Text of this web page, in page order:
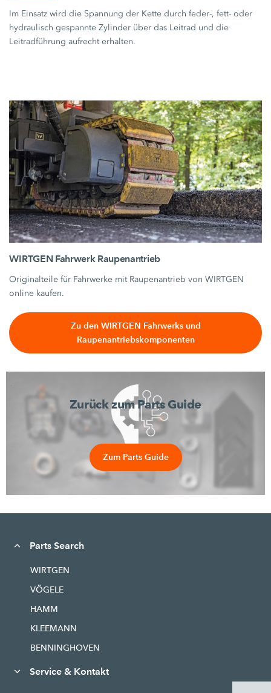
Im Einsatz wird die Spannung der Kette durch feder-, fett- oder
hydraulisch gespannte Zylinder über das Leitrad und die
Leitradführung aufrecht erhalten.
WIRTGEN Fahrwerk Raupenantrieb
Originalteile für Fahrwerke mit Raupenantrieb von WIRTGEN
online kaufen.
Zu den WIRTGEN Fahrwerks und
Raupenantriebskomponenten
Zurück zum Parts Guide
Zum Parts Guide
Parts Search
WIRTGEN
VÖGELE
HAMM
KLEEMANN
BENNINGHOVEN
Service & Kontakt